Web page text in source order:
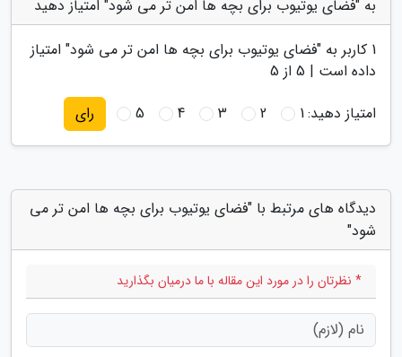
به "فضای یوتیوب برای بچه ها امن تر می شود" امتیاز دهید
1 کاربر به "فضای یوتیوب برای بچه ها امن تر می شود" امتیاز
داده است | 5 از 5
امتیاز دهید:1
2
3
4
5 رای
دیدگاه های مرتبط با "فضای یوتیوب برای بچه ها امن تر می
شود"
* نظرتان را در مورد این مقاله با ما درمیان بگذارید